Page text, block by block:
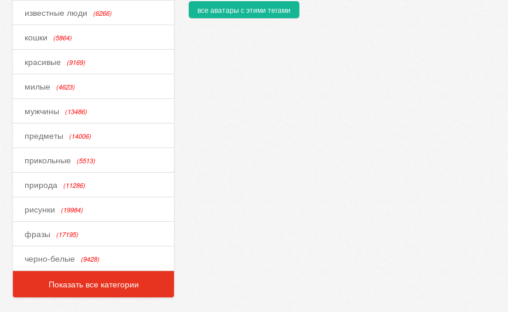
известные люди (6266)
кошки (5864)
красивые (9169)
милые (4623)
мужчины (13486)
предметы (14006)
прикольные (5513)
природа (11286)
рисунки (19984)
фразы (17195)
черно-белые (9428)
Показать все категории
все аватары с этими тегами